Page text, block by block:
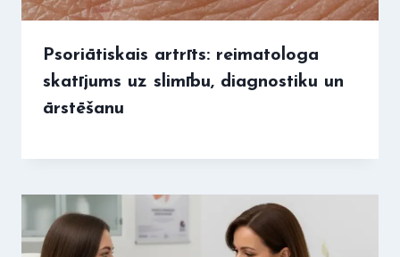
Psoriātiskais artrīts: reimatologa
skatījums uz slimību, diagnostiku un
ārstēšanu